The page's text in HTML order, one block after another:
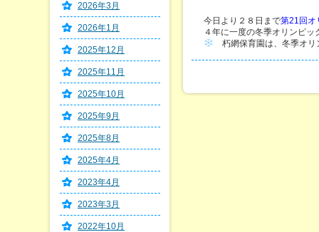
今日より２８日まで第21回オ
４年に一度の冬季オリンピッ
朽網保育園は、冬季オ
2026年3月
2026年1月
2025年12月
2025年11月
2025年10月
2025年9月
2025年8月
2025年4月
2023年4月
2023年3月
2022年10月